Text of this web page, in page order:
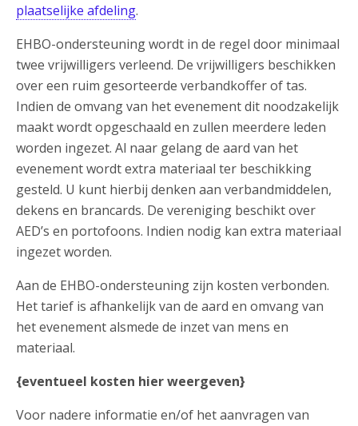
plaatselijke afdeling.
EHBO-ondersteuning wordt in de regel door minimaal
twee vrijwilligers verleend. De vrijwilligers beschikken
over een ruim gesorteerde verbandkoffer of tas.
Indien de omvang van het evenement dit noodzakelijk
maakt wordt opgeschaald en zullen meerdere leden
worden ingezet. Al naar gelang de aard van het
evenement wordt extra materiaal ter beschikking
gesteld. U kunt hierbij denken aan verbandmiddelen,
dekens en brancards. De vereniging beschikt over
AED’s en portofoons. Indien nodig kan extra materiaal
ingezet worden.
Aan de EHBO-ondersteuning zijn kosten verbonden.
Het tarief is afhankelijk van de aard en omvang van
het evenement alsmede de inzet van mens en
materiaal.
{eventueel kosten hier weergeven}
Voor nadere informatie en/of het aanvragen van